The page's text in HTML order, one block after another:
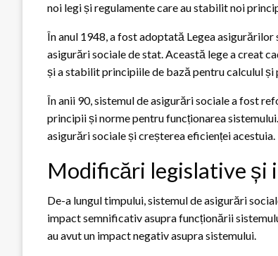
noi legi și regulamente care au stabilit noi
În anul 1948, a fost adoptată Legea
asigurări sociale de stat. Această lege a creat
și a stabilit principiile de bază pentru calculul
În anii 90, sistemul de asigurări sociale a fost
principii și norme pentru funcționarea
asigurări sociale și creșterea eficienței acestuia.
Modificări legislative și
De-a lungul timpului, sistemul de asigurări
impact semnificativ asupra funcționării
au avut un impact negativ asupra sistemului.